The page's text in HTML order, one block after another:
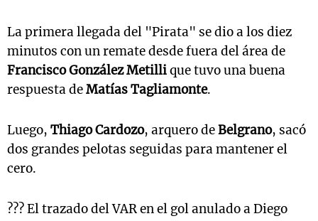
La primera llegada del "Pirata" se dio a los diez
minutos con un remate desde fuera del área de
Francisco González Metillique tuvo una buena
respuesta deMatías Tagliamonte.
Luego, Thiago Cardozo, arquero deBelgrano, sacó
dos grandes pelotas seguidas para mantener el
cero.
??? El trazado del VAR en el gol anulado a Diego